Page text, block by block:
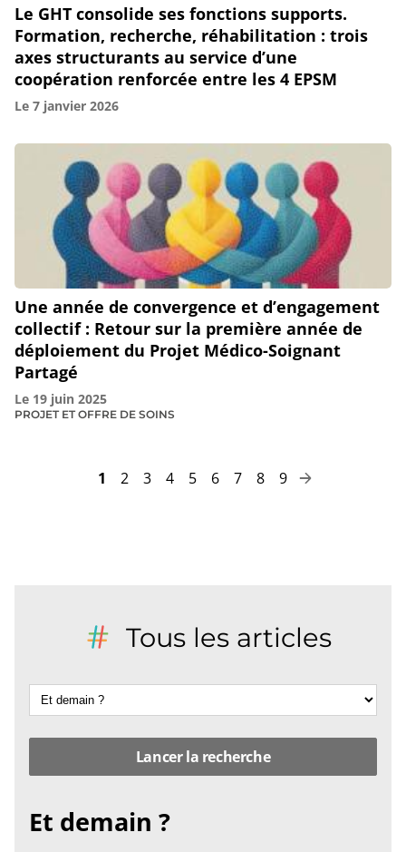
Le GHT consolide ses fonctions supports.
Formation, recherche, réhabilitation : trois
axes structurants au service d’une
coopération renforcée entre les 4 EPSM
Le 7 janvier 2026
Une année de convergence et d’engagement
collectif : Retour sur la première année de
déploiement du Projet Médico-Soignant
Partagé
Le 19 juin 2025
PROJET ET OFFRE DE SOINS
Page
1 Page
2 Page
3 Page
4 Page
5 Page
6 Page
7 Page
8 Page
9
Tous les articles
Et demain ?